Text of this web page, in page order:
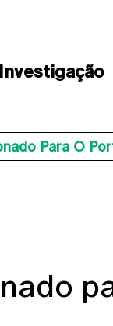
Investigação
Para O